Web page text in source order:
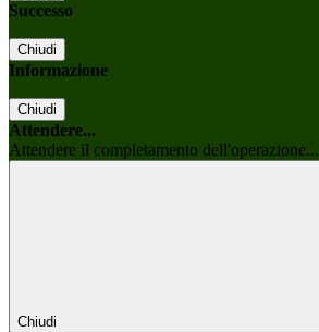
Successo
Chiudi
Informazione
Chiudi
Attendere...
Attendere il completamento dell'operazione...
Chiudi